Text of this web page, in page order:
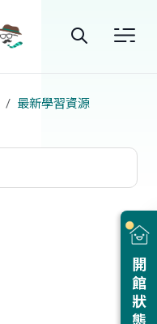
站
尋
開館狀態
最新學習資源